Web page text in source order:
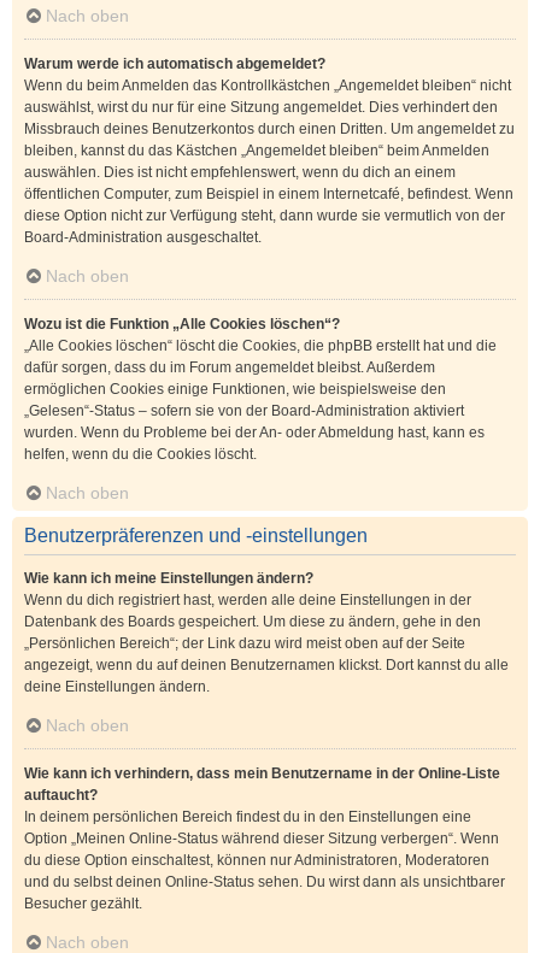
Nach oben
Warum werde ich automatisch abgemeldet?
Wenn du beim Anmelden das Kontrollkästchen „Angemeldet bleiben“ nicht
auswählst, wirst du nur für eine Sitzung angemeldet. Dies verhindert den
Missbrauch deines Benutzerkontos durch einen Dritten. Um angemeldet zu
bleiben, kannst du das Kästchen „Angemeldet bleiben“ beim Anmelden
auswählen. Dies ist nicht empfehlenswert, wenn du dich an einem
öffentlichen Computer, zum Beispiel in einem Internetcafé, befindest. Wenn
diese Option nicht zur Verfügung steht, dann wurde sie vermutlich von der
Board-Administration ausgeschaltet.
Nach oben
Wozu ist die Funktion „Alle Cookies löschen“?
„Alle Cookies löschen“ löscht die Cookies, die phpBB erstellt hat und die
dafür sorgen, dass du im Forum angemeldet bleibst. Außerdem
ermöglichen Cookies einige Funktionen, wie beispielsweise den
„Gelesen“-Status – sofern sie von der Board-Administration aktiviert
wurden. Wenn du Probleme bei der An- oder Abmeldung hast, kann es
helfen, wenn du die Cookies löscht.
Nach oben
Benutzerpräferenzen und -einstellungen
Wie kann ich meine Einstellungen ändern?
Wenn du dich registriert hast, werden alle deine Einstellungen in der
Datenbank des Boards gespeichert. Um diese zu ändern, gehe in den
„Persönlichen Bereich“; der Link dazu wird meist oben auf der Seite
angezeigt, wenn du auf deinen Benutzernamen klickst. Dort kannst du alle
deine Einstellungen ändern.
Nach oben
Wie kann ich verhindern, dass mein Benutzername in der Online-Liste
auftaucht?
In deinem persönlichen Bereich findest du in den Einstellungen eine
Option „Meinen Online-Status während dieser Sitzung verbergen“. Wenn
du diese Option einschaltest, können nur Administratoren, Moderatoren
und du selbst deinen Online-Status sehen. Du wirst dann als unsichtbarer
Besucher gezählt.
Nach oben